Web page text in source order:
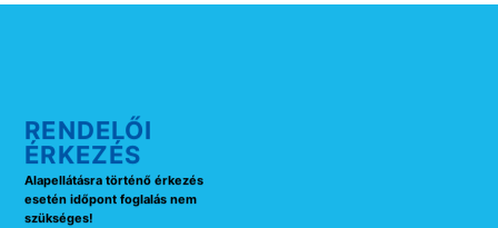
RENDELŐI
ÉRKEZÉS
Alapellátásra történő érkezés
esetén időpont foglalás nem
szükséges!